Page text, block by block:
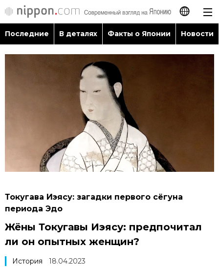
日本語
Español
Факты о Японии
Путеводитель по Японии
Фото/Видео
Разделы
Последние В деталях Факты о Японии Новости
Токугава Иэясу: загадки первого сёгуна
периода Эдо
Жёны Токугавы Иэясу: предпочитал
ли он опытных женщин?
История 18.04.2023